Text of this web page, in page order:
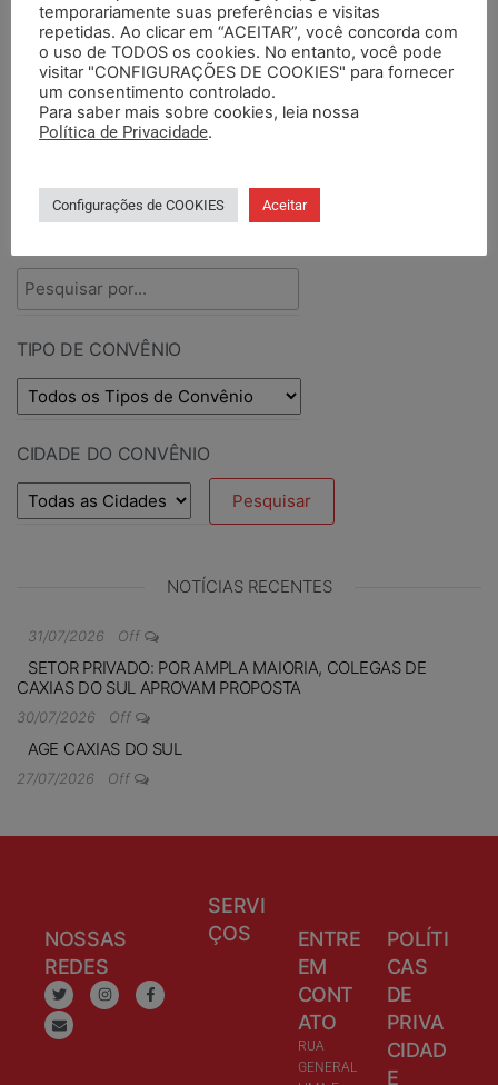
TIPO DE CONVÊNIO
CIDADE DO CONVÊNIO
NOTÍCIAS RECENTES
31/07/2026 Off
SETOR PRIVADO: POR AMPLA MAIORIA, COLEGAS DE
CAXIAS DO SUL APROVAM PROPOSTA
30/07/2026 Off
AGE CAXIAS DO SUL
27/07/2026 Off
NOSSAS
REDES
SERVI
ÇOS
ENTRE
EM
CONT
ATO
RUA
GENERAL
POLÍTI
CAS
DE
PRIVA
CIDAD
E
temporariamente suas preferências e visitas
repetidas. Ao clicar em “ACEITAR”, você concorda com
o uso de TODOS os cookies. No entanto, você pode
visitar "CONFIGURAÇÕES DE COOKIES" para fornecer
um consentimento controlado.
Para saber mais sobre cookies, leia nossa
Política de Privacidade.
Configurações de COOKIES Aceitar